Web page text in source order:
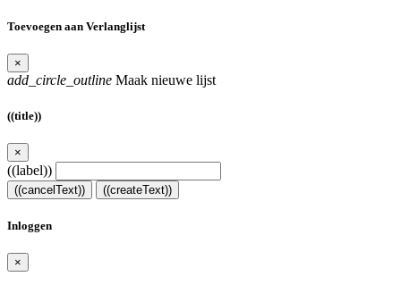
Toevoegen aan Verlanglijst
×
add_circle_outline Maak nieuwe lijst
((title))
×
((label))
((cancelText)) ((createText))
Inloggen
×